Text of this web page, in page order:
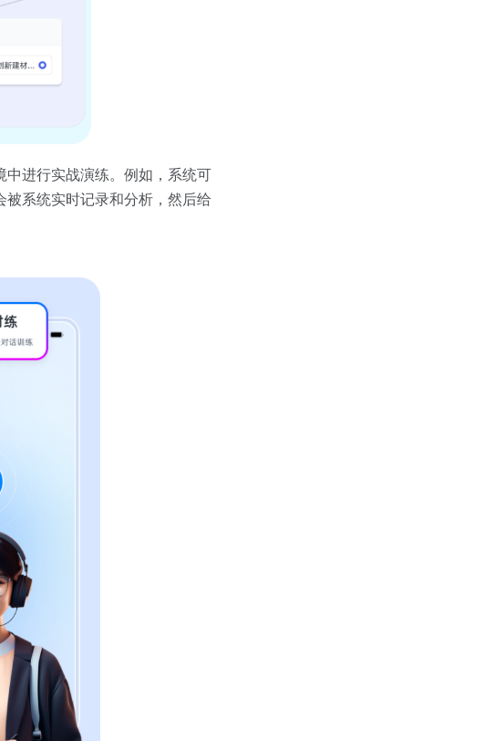
中进行实战演练。例如，系统可
系统实时记录和分析，然后给